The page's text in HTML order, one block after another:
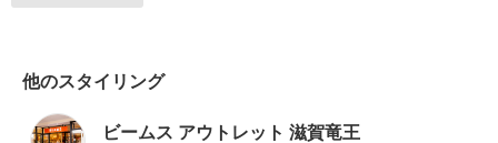
他のスタイリング
ビームス アウトレット 滋賀竜王